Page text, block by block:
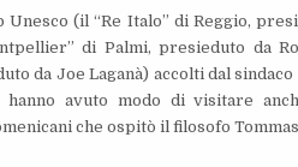
Unesco (il “Re Italo” di Reggio,
di Palmi, presieduto da
da Joe Laganà) accolti dal
hanno avuto modo di visitare
che ospitò il filosofo